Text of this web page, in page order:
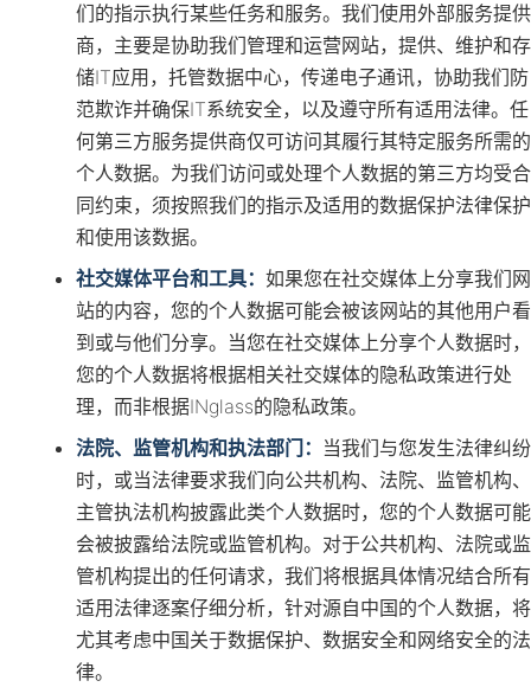
们的指示执行某些任务和服务。我们使用外部服务提供
商，主要是协助我们管理和运营网站，提供、维护和存
储IT应用，托管数据中心，传递电子通讯，协助我们防
范欺诈并确保IT系统安全，以及遵守所有适用法律。任
何第三方服务提供商仅可访问其履行其特定服务所需的
个人数据。为我们访问或处理个人数据的第三方均受合
同约束，须按照我们的指示及适用的数据保护法律保护
和使用该数据。
社交媒体平台和工具： 如果您在社交媒体上分享我们网
站的内容，您的个人数据可能会被该网站的其他用户看
到或与他们分享。当您在社交媒体上分享个人数据时，
您的个人数据将根据相关社交媒体的隐私政策进行处
理，而非根据INglass的隐私政策。
法院、监管机构和执法部门： 当我们与您发生法律纠纷
时，或当法律要求我们向公共机构、法院、监管机构、
主管执法机构披露此类个人数据时，您的个人数据可能
会被披露给法院或监管机构。对于公共机构、法院或监
管机构提出的任何请求，我们将根据具体情况结合所有
适用法律逐案仔细分析，针对源自中国的个人数据，将
尤其考虑中国关于数据保护、数据安全和网络安全的法
律。